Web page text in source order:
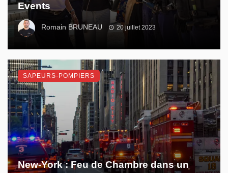
Events
Romain BRUNEAU 20 juillet 2023
New-York : Feu de Chambre dans un
SAPEURS-POMPIERS